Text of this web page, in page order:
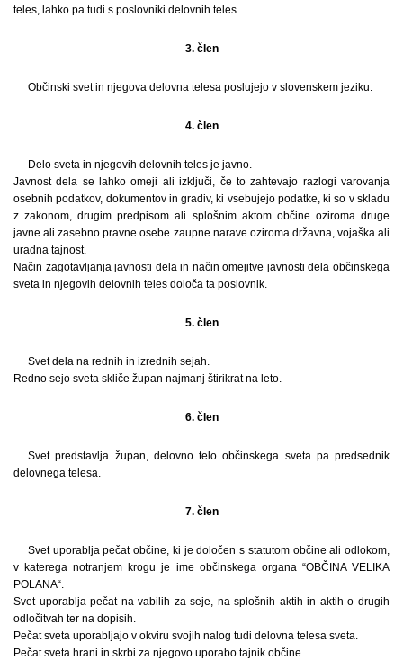
teles, lahko pa tudi s poslovniki delovnih teles.
3. člen
Občinski svet in njegova delovna telesa poslujejo v slovenskem jeziku.
4. člen
Delo sveta in njegovih delovnih teles je javno.
Javnost dela se lahko omeji ali izključi, če to zahtevajo razlogi varovanja
osebnih podatkov, dokumentov in gradiv, ki vsebujejo podatke, ki so v skladu
z zakonom, drugim predpisom ali splošnim aktom občine oziroma druge
javne ali zasebno pravne osebe zaupne narave oziroma državna, vojaška ali
uradna tajnost.
Način zagotavljanja javnosti dela in način omejitve javnosti dela občinskega
sveta in njegovih delovnih teles določa ta poslovnik.
5. člen
Svet dela na rednih in izrednih sejah.
Redno sejo sveta skliče župan najmanj štirikrat na leto.
6. člen
Svet predstavlja župan, delovno telo občinskega sveta pa predsednik
delovnega telesa.
7. člen
Svet uporablja pečat občine, ki je določen s statutom občine ali odlokom,
v katerega notranjem krogu je ime občinskega organa “OBČINA VELIKA
POLANA“.
Svet uporablja pečat na vabilih za seje, na splošnih aktih in aktih o drugih
odločitvah ter na dopisih.
Pečat sveta uporabljajo v okviru svojih nalog tudi delovna telesa sveta.
Pečat sveta hrani in skrbi za njegovo uporabo tajnik občine.